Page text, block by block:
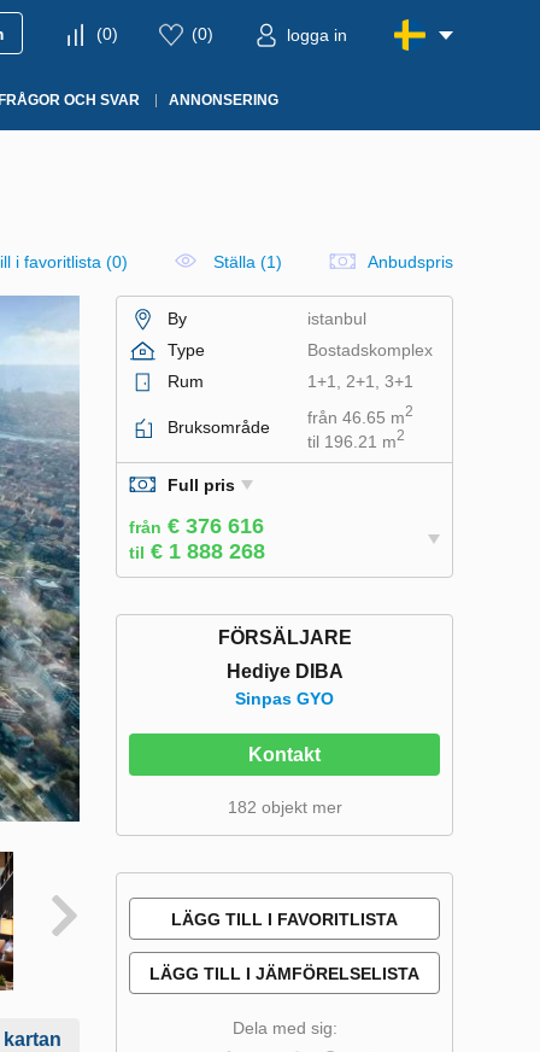
(0) (0) logga in
OCH SVAR ANNONSERING
i favoritlista (0) Ställa (1) Anbudspris
By
istanbul
Type
Bostadskomplex
Rum
1+1, 2+1, 3+1
Bruksområde från 46.65 m2
til 196.21 m2
Full pris
från € 376 616
til € 1 888 268
FÖRSÄLJARE
Hediye DIBA
Sinpas GYO
Kontakt
182 objekt mer
LÄGG TILL I FAVORITLISTA
LÄGG TILL I JÄMFÖRELSELISTA
Dela med sig: